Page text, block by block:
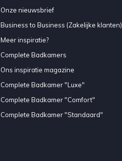
Onze nieuwsbrief
Business to Business (Zakelijke klanten)
Meer inspiratie?
Complete Badkamers
Ons inspiratie magazine
Complete Badkamer "Luxe"
Complete Badkamer "Comfort"
Complete Badkamer "Standaard"